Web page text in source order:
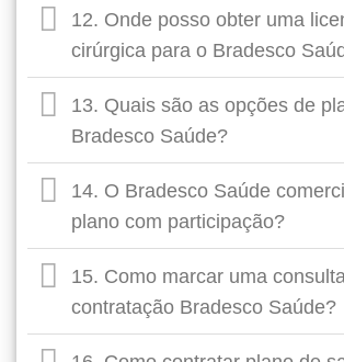
12. Onde posso obter uma
cirúrgica para o Bradesco
13. Quais são as opções de
Bradesco Saúde?
14. O Bradesco Saúde
plano com participação?
15. Como marcar uma
contratação Bradesco Saúde?